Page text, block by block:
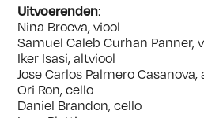
Uitvoerenden:
Nina Broeva, viool
Samuel Caleb Curhan Panner,
Iker Isasi, altviool
Jose Carlos Palmero Casanova,
Ori Ron, cello
Daniel Brandon, cello